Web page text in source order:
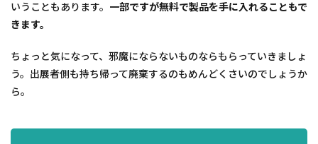
いうこともあります。 一部ですが無料で製品を手に入れることもで
きます。
ちょっと気になって、邪魔にならないものならもらっていきましょ
う。出展者側も持ち帰って廃棄するのもめんどくさいのでしょうか
ら。